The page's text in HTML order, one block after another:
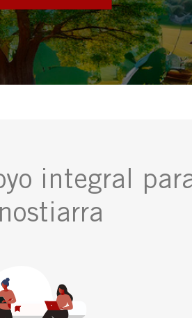
integral